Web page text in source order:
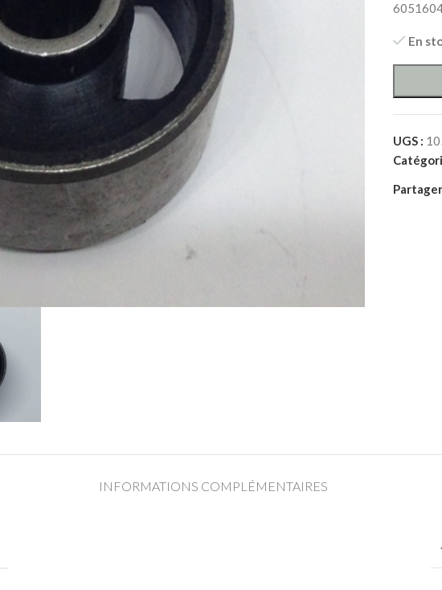
En
UGS :
INFORMATIONS COMPLÉMENTAIRES